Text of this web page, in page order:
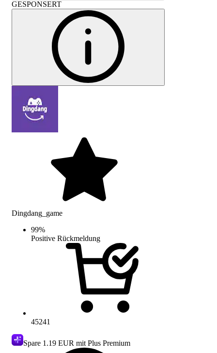
GESPONSERT
Dingdang_game
99%
Positive Rückmeldung
45241
Spare 1.19 EUR mit Plus Premium